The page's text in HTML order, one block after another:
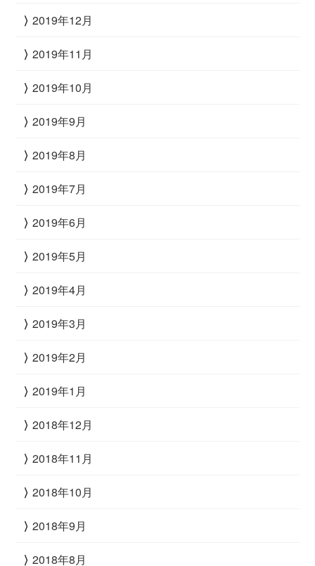
2019年12月
2019年11月
2019年10月
2019年9月
2019年8月
2019年7月
2019年6月
2019年5月
2019年4月
2019年3月
2019年2月
2019年1月
2018年12月
2018年11月
2018年10月
2018年9月
2018年8月